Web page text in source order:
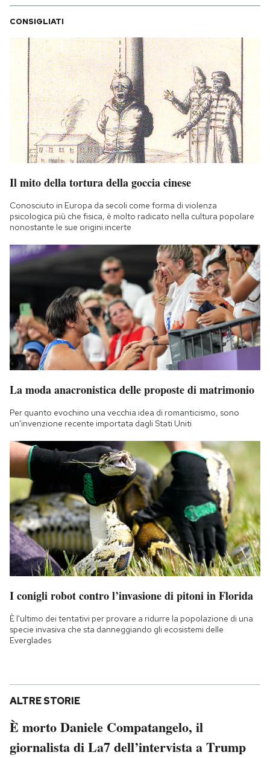
CONSIGLIATI
Il mito della tortura della goccia cinese
Conosciuto in Europa da secoli come forma di violenza
psicologica più che fisica, è molto radicato nella cultura popolare
nonostante le sue origini incerte
La moda anacronistica delle proposte di matrimonio
Per quanto evochino una vecchia idea di romanticismo, sono
un'invenzione recente importata dagli Stati Uniti
I conigli robot contro l’invasione di pitoni in Florida
È l'ultimo dei tentativi per provare a ridurre la popolazione di una
specie invasiva che sta danneggiando gli ecosistemi delle
Everglades
ALTRE STORIE
È morto Daniele Compatangelo, il
giornalista di La7 dell’intervista a Trump